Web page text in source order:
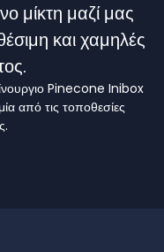
μίκτη μαζί μας
και χαμηλές
Pinecone Inibox
από τις τοποθεσίες